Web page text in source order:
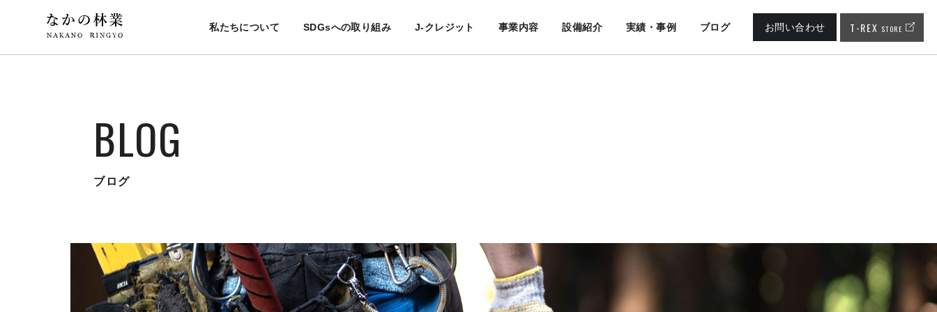
私たちについて SDGsへの取り組み J-クレジット 事業内容 設備紹介 実績・事例 ブログ お問い合わせ T-REX STORE
BLOG
ブログ